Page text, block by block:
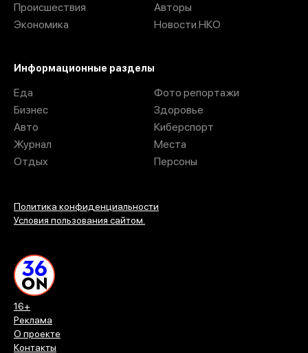
16+
Реклама
О проекте
Контакты
Происшествия
Экономика
Авторы
Новости НКО
Информационные разделы
Еда
Бизнес
Авто
Журнал
Отдых
Фото репортажи
Здоровье
Киберспорт
Места
Персоны
Политика конфиденциальности
Условия пользования сайтом.